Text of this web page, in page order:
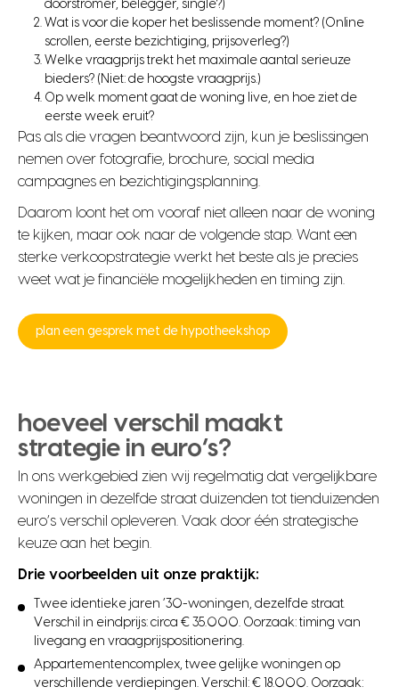
doorstromer, belegger, single?)
Wat is voor die koper het beslissende moment? (Online
scrollen, eerste bezichtiging, prijsoverleg?)
Welke vraagprijs trekt het maximale aantal serieuze
bieders? (Niet: de hoogste vraagprijs.)
Op welk moment gaat de woning live, en hoe ziet de
eerste week eruit?
Pas als die vragen beantwoord zijn, kun je beslissingen
nemen over fotografie, brochure, social media
campagnes en bezichtigingsplanning.
Daarom loont het om vooraf niet alleen naar de woning
te kijken, maar ook naar de volgende stap. Want een
sterke verkoopstrategie werkt het beste als je precies
weet wat je financiële mogelijkheden en timing zijn.
plan een gesprek met de hypotheekshop
hoeveel verschil maakt
strategie in euro’s?
In ons werkgebied zien wij regelmatig dat vergelijkbare
woningen in dezelfde straat duizenden tot tienduizenden
euro’s verschil opleveren. Vaak door één strategische
keuze aan het begin.
Drie voorbeelden uit onze praktijk:
Twee identieke jaren ’30-woningen, dezelfde straat.
Verschil in eindprijs: circa € 35.000. Oorzaak: timing van
livegang en vraagprijspositionering.
Appartementencomplex, twee gelijke woningen op
verschillende verdiepingen. Verschil: € 18.000. Oorzaak: